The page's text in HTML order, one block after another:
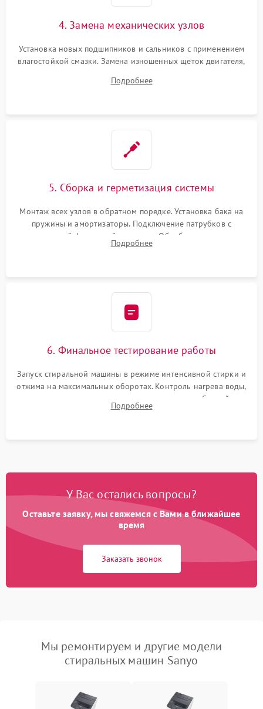
4. Замена механических узлов
Установка новых подшипников и сальников с применением
влагостойкой смазки. Замена изношенных щеток двигателя,
или поврежденной резиновой манжеты.
Подробнее
5. Сборка и герметизация системы
Монтаж всех узлов в обратном порядке. Установка бака на
пружины и амортизаторы. Подключение патрубков с
надежной фиксацией хомутами. Обработка стыков
герметиком для предотвращения возможных протечек воды.
Подробнее
6. Финальное тестирование работы
Запуск стиральной машины в режиме интенсивной стирки и
отжима на максимальных оборотах. Контроль нагрева воды,
корректности слива, отсутствия излишних вибраций,
посторонних стуков и протечек под корпусом.
Подробнее
У Вас остались вопросы?
Оставьте заявку, мы свяжемся с Вами в ближайшее
время
Заказать звонок
Мы ремонтируем и другие модели
стиральных машин Sanyo